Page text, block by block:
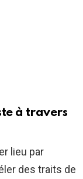
à travers
lieu par
des traits de